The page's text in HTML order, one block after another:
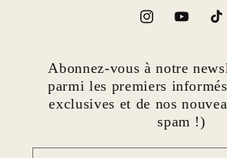
InstagramYouTube
Abonnez-vous à notre
parmi les premiers
exclusives et de nos
spam !)